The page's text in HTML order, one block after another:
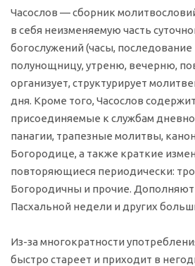
Часослов — сборник
в себя неизменяемую часть
богослужений (часы,
полунощницу, утреню, вечерню,
организует, структурирует
дня. Кроме того, Часослов
присоединяемые к службам
панагии, трапезные молитвы,
Богородице, а также краткие
повторяющиеся периодически:
Богородичны и прочие. Дополняют
Пасхальной недели и других
Из-за многократности
быстро стареет и приходит в